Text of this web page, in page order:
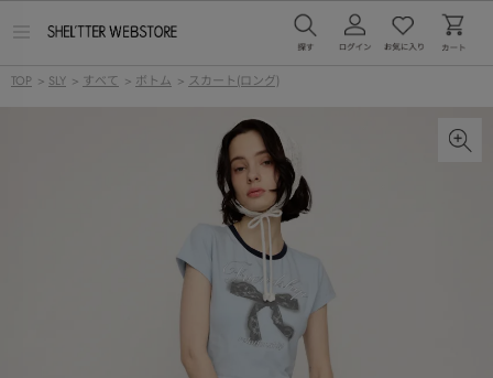
ー
TOP > SLY > すべて > ボトム > スカート(ロング)